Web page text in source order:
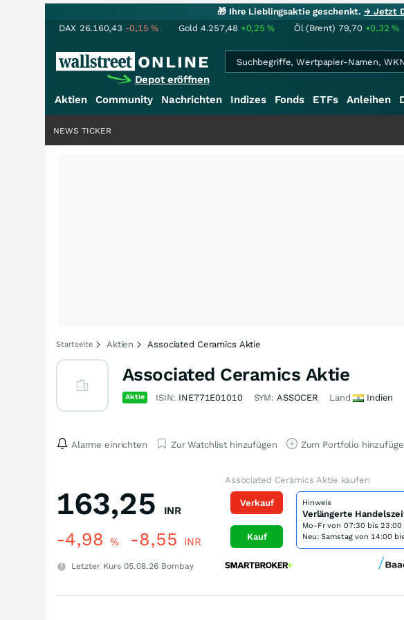
🎁 Ihre Lieblingsaktie geschenkt.→ Jetzt
DAX 26.160,43 -0,15% Gold 4.257,48 +0,25% Öl (Brent) 79,70 +0,32%
Depot eröffnen
Aktien Community Nachrichten Indizes Fonds ETFs Anleihen
NEWS TICKER
Startseite Aktien Associated Ceramics Aktie
Associated Ceramics Aktie
Aktie ISIN: INE771E01010 SYM: ASSOCER Land Indien
Alarme einrichten Zur Watchlist hinzufügen Zum Portfolio
163,25 INR
-4,98 % -8,55 INR
Letzter Kurs 05.08.26 Bombay
Associated Ceramics Aktie kaufen
Verkauf
Kauf
Hinweis
Verlängerte
Mo-Fr von 07:30 bis 23:00
Neu: Samstag von 14:00